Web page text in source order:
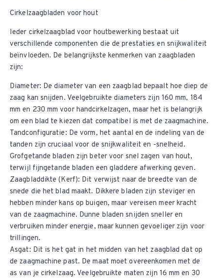
Cirkelzaagbladen voor hout
Ieder cirkelzaagblad voor houtbewerking bestaat uit
verschillende componenten die de prestaties en snijkwaliteit
beïnvloeden. De belangrijkste kenmerken van zaagbladen
zijn:
Diameter: De diameter van een zaagblad bepaalt hoe diep de
zaag kan snijden. Veelgebruikte diameters zijn 160 mm, 184
mm en 230 mm voor handcirkelzagen, maar het is belangrijk
om een blad te kiezen dat compatibel is met de zaagmachine.
Tandconfiguratie: De vorm, het aantal en de indeling van de
tanden zijn cruciaal voor de snijkwaliteit en -snelheid.
Grofgetande bladen zijn beter voor snel zagen van hout,
terwijl fijngetande bladen een gladdere afwerking geven.
Zaagbladdikte (Kerf): Dit verwijst naar de breedte van de
snede die het blad maakt. Dikkere bladen zijn steviger en
hebben minder kans op buigen, maar vereisen meer kracht
van de zaagmachine. Dunne bladen snijden sneller en
verbruiken minder energie, maar kunnen gevoeliger zijn voor
trillingen.
Asgat: Dit is het gat in het midden van het zaagblad dat op
de zaagmachine past. De maat moet overeenkomen met de
as van je cirkelzaag. Veelgebruikte maten zijn 16 mm en 30